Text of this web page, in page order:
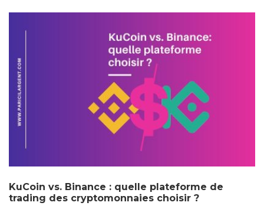
KuCoin vs. Binance : quelle plateforme de
trading des cryptomonnaies choisir ?